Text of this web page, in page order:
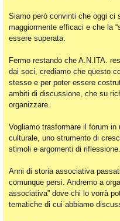
Siamo però convinti che oggi ci
maggiormente efficaci e che la
essere superata.
Fermo restando che A.N.ITA.
dai soci, crediamo che questo
stesso e per poter essere
ambiti di discussione, che su
organizzare.
Vogliamo trasformare il forum in
culturale, uno strumento di
stimoli e argomenti di riflessione.
Anni di storia associativa
comunque persi. Andremo a
associativa” dove chi lo vorrà
tematiche di cui abbiamo